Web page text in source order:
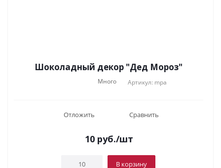
Шоколадный декор "Дед Мороз"
Много Артикул: mpa
Отложить Сравнить
10руб./шт
В корзину